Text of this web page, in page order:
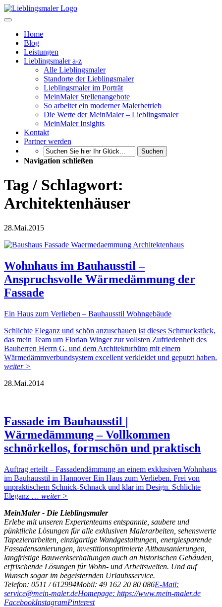
Home
Blog
Leistungen
Lieblingsmaler a-z
Alle Lieblingsmaler
Standorte der Lieblingsmaler
Lieblingsmaler im Porträt
MeinMaler Stellenangebote
So arbeitet ein moderner Malerbetrieb
Die Werte der MeinMaler – Lieblingsmaler
MeinMaler Insights
Kontakt
Partner werden
Suchen
Navigation schließen
Tag / Schlagwort:
Architektenhäuser
28.Mai.2015
Wohnhaus im Bauhausstil –
Anspruchsvolle Wärmedämmung der
Fassade
Ein Haus zum Verlieben – Bauhausstil Wohngebäude
Schlichte Eleganz und schön anzuschauen ist dieses Schmuckstück,
das mein Team um Florian Winger zur vollsten Zufriedenheit des
Bauherren Herrn G. und dem Architekturbüro mit einem
Wärmedämmverbundsystem excellent verkleidet und geputzt haben.
weiter >
28.Mai.2014
Fassade im Bauhausstil |
Wärmedämmung – Vollkommen
schnörkellos, formschön und praktisch
Auftrag erteilt – Fassadendämmung an einem exklusiven Wohnhaus
im Bauhausstil in Hannover Ein Haus zum Verlieben. Frei von
unpraktischem Schnick-Schnack und klar im Design. Schlichte
Eleganz … weiter >
MeinMaler - Die Lieblingsmaler
Erlebe mit unseren Expertenteams entspannte, saubere und
pünktliche Lösungen für alle exklusiven Malerarbeiten, sehenswerte
Tapezierarbeiten, einzigartige Wandgestaltungen, energiesparende
Fassadensanierungen, investitionsoptimierte Altbausanierungen,
langfristige Bauwerkserhaltungen auch an historischen Gebäuden,
erfrischende Lösungen für Wohn- und Arbeitswelten. Und auf
Wunsch sogar im begeisternden Urlaubsservice.
Telefon: 0511 / 612994Mobil: 49 162 20 80 086E-Mail:
service@mein-maler.deHomepage: https://www.mein-maler.de
FacebookInstagramPinterest